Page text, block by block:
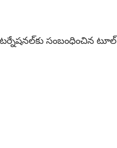
సంబంధించిన టూల్‌